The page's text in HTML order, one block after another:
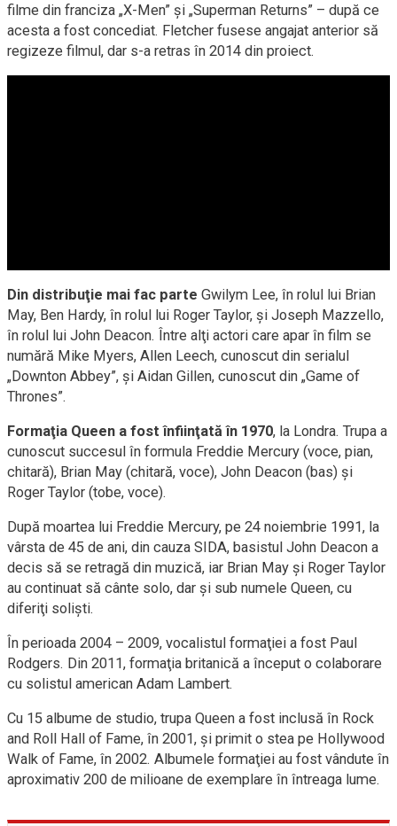
filme din franciza „X-Men” şi „Superman Returns” – după ce
acesta a fost concediat. Fletcher fusese angajat anterior să
regizeze filmul, dar s-a retras în 2014 din proiect.
Din distribuţie mai fac parte Gwilym Lee, în rolul lui Brian
May, Ben Hardy, în rolul lui Roger Taylor, şi Joseph Mazzello,
în rolul lui John Deacon. Între alţi actori care apar în film se
numără Mike Myers, Allen Leech, cunoscut din serialul
„Downton Abbey”, şi Aidan Gillen, cunoscut din „Game of
Thrones”.
Formaţia Queen a fost înfiinţată în 1970, la Londra. Trupa a
cunoscut succesul în formula Freddie Mercury (voce, pian,
chitară), Brian May (chitară, voce), John Deacon (bas) şi
Roger Taylor (tobe, voce).
După moartea lui Freddie Mercury, pe 24 noiembrie 1991, la
vârsta de 45 de ani, din cauza SIDA, basistul John Deacon a
decis să se retragă din muzică, iar Brian May şi Roger Taylor
au continuat să cânte solo, dar şi sub numele Queen, cu
diferiţi solişti.
În perioada 2004 – 2009, vocalistul formaţiei a fost Paul
Rodgers. Din 2011, formaţia britanică a început o colaborare
cu solistul american Adam Lambert.
Cu 15 albume de studio, trupa Queen a fost inclusă în Rock
and Roll Hall of Fame, în 2001, şi primit o stea pe Hollywood
Walk of Fame, în 2002. Albumele formaţiei au fost vândute în
aproximativ 200 de milioane de exemplare în întreaga lume.